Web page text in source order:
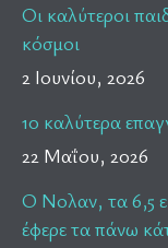
Οι καλύτεροι
κόσμοι
2 Ιουνίου, 2026
10 καλύτερα
22 Μαΐου, 2026
Ο Νολαν, τα 6,5
έφερε τα πάνω